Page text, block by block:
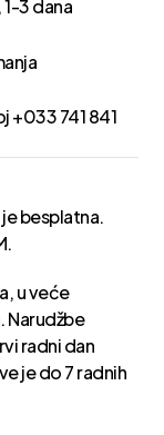
3 dana
+033 741 841
besplatna.
u veće
Narudžbe
radni dan
je do 7 radnih